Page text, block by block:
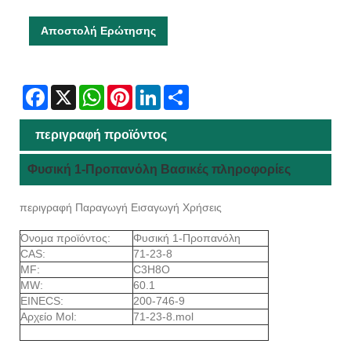
Αποστολή Ερώτησης
Facebook
X WhatsAppPinterestLinkedIn
περιγραφή προϊόντος
Φυσική 1-Προπανόλη Βασικές πληροφορίες
περιγραφή Παραγωγή Εισαγωγή Χρήσεις
Όνομα προϊόντος:
Φυσική 1-Προπανόλη
CAS:
71-23-8
MF:
C3H8O
MW:
60.1
EINECS:
200-746-9
Αρχείο Mol:
71-23-8.mol